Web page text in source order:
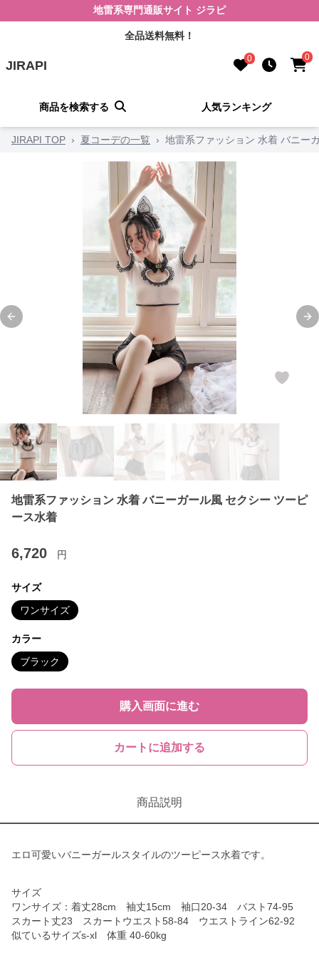
地雷系専門通販サイト ジラピ
全品送料無料！
JIRAPI 0 0
商品を検索する 人気ランキング
JIRAPI TOP › 夏コーデの一覧 › 地雷系ファッション 水着 バニー
Previous slide
地雷系ファッション 水着 バニーガール風 セクシー ツーピ
ース水着
6,720 円
サイズ
ワンサイズ
カラー
ブラック
購入画面に進む
カートに追加する
商品説明
エロ可愛いバニーガールスタイルのツーピース水着です。
サイズ
ワンサイズ：着丈28cm 袖丈15cm 袖口20-34 バスト74-95
スカート丈23 スカートウエスト58-84 ウエストライン62-92
似ているサイズs-xl 体重 40-60kg